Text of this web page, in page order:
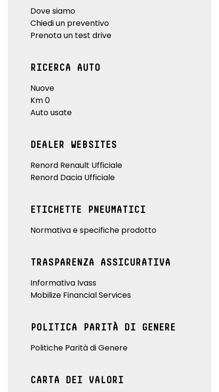
Dove siamo
Chiedi un preventivo
Prenota un test drive
RICERCA AUTO
Nuove
Km 0
Auto usate
DEALER WEBSITES
Renord Renault Ufficiale
Renord Dacia Ufficiale
ETICHETTE PNEUMATICI
Normativa e specifiche prodotto
TRASPARENZA ASSICURATIVA
Informativa Ivass
Mobilize Financial Services
POLITICA PARITÀ DI GENERE
Politiche Parità di Genere
CARTA DEI VALORI